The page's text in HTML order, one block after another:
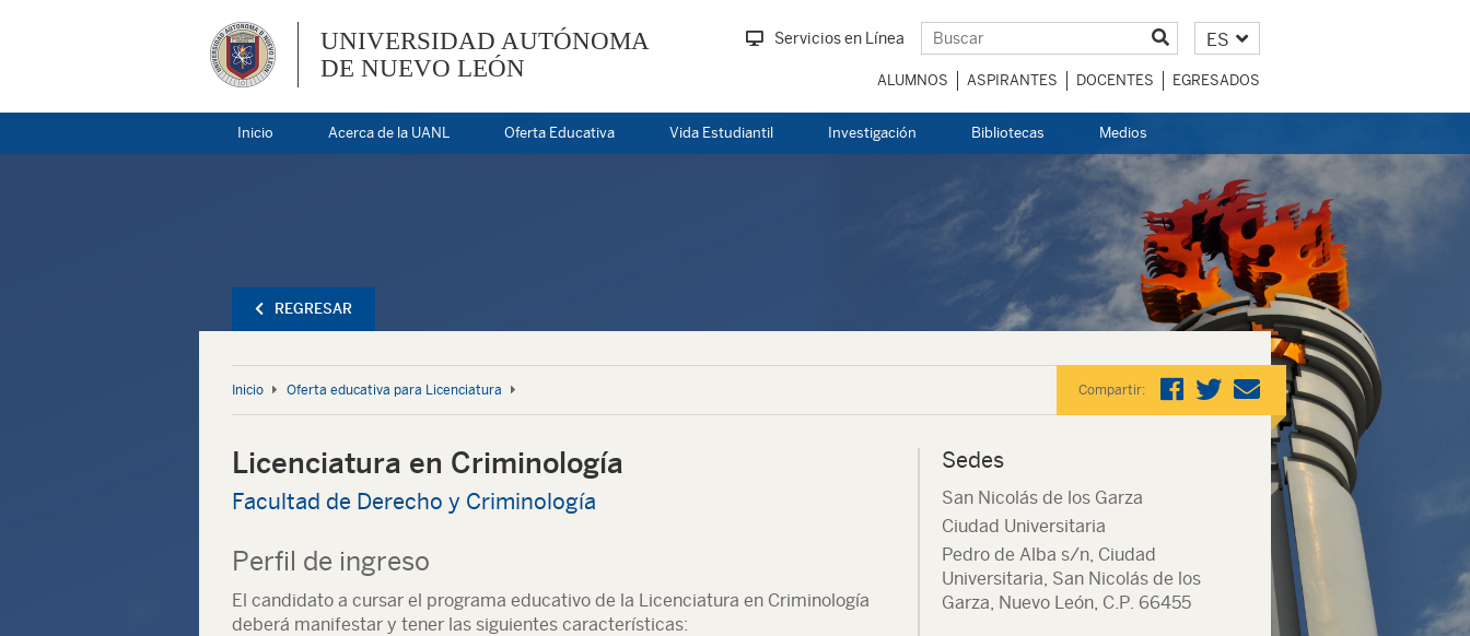
UNIVERSIDAD AUTÓNOMA
DE NUEVO LEÓN
Servicios en Línea ES
ALUMNOS ASPIRANTES DOCENTES EGRESADOS
Inicio Acerca de la UANL Oferta Educativa Vida Estudiantil Investigación Bibliotecas Medios
REGRESAR
Inicio Oferta educativa para Licenciatura Compartir:
Licenciatura en Criminología
Facultad de Derecho y Criminología
Perfil de ingreso
El candidato a cursar el programa educativo de la Licenciatura en Criminología
deberá manifestar y tener las siguientes características:
Sedes
San Nicolás de los Garza
Ciudad Universitaria
Pedro de Alba s/n, Ciudad
Universitaria, San Nicolás de los
Garza, Nuevo León, C.P. 66455